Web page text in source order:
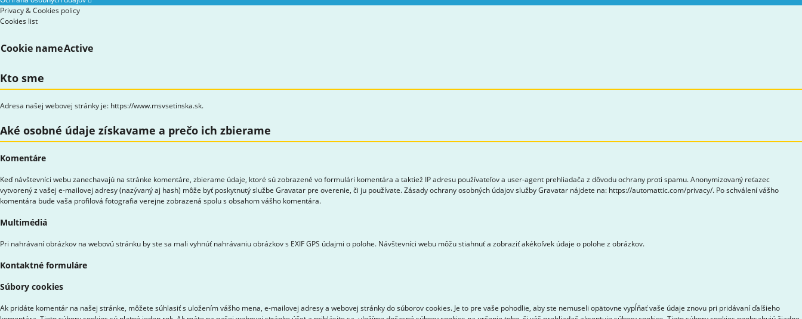
Privacy & Cookies policy
Cookies list
Cookie nameActive
Kto sme
Adresa našej webovej stránky je: https://www.msvsetinska.sk.
Aké osobné údaje získavame a prečo ich zbierame
Komentáre
Keď návštevníci webu zanechavajú na stránke komentáre, zbierame údaje, ktoré sú zobrazené vo formulári komentára a taktiež IP adresu používateľov a user-agent prehliadača z dôvodu ochrany proti spamu. Anonymizovaný reťazec
vytvorený z vašej e-mailovej adresy (nazývaný aj hash) môže byť poskytnutý službe Gravatar pre overenie, či ju používate. Zásady ochrany osobných údajov služby Gravatar nájdete na: https://automattic.com/privacy/. Po schválení vášho
komentára bude vaša profilová fotografia verejne zobrazená spolu s obsahom vášho komentára.
Multimédiá
Pri nahrávaní obrázkov na webovú stránku by ste sa mali vyhnúť nahrávaniu obrázkov s EXIF GPS údajmi o polohe. Návštevníci webu môžu stiahnuť a zobraziť akékoľvek údaje o polohe z obrázkov.
Kontaktné formuláre
Súbory cookies
Ak pridáte komentár na našej stránke, môžete súhlasiť s uložením vášho mena, e-mailovej adresy a webovej stránky do súborov cookies. Je to pre vaše pohodlie, aby ste nemuseli opätovne vypĺňať vaše údaje znovu pri pridávaní ďalšieho